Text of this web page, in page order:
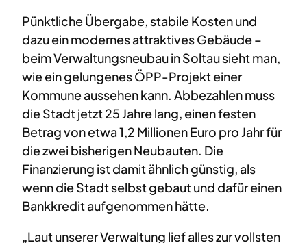
Pünktliche Übergabe, stabile Kosten und
dazu ein modernes attraktives Gebäude –
beim Verwaltungsneubau in Soltau sieht man,
wie ein gelungenes ÖPP-Projekt einer
Kommune aussehen kann. Abbezahlen muss
die Stadt jetzt 25 Jahre lang, einen festen
Betrag von etwa 1,2 Millionen Euro pro Jahr für
die zwei bisherigen Neubauten. Die
Finanzierung ist damit ähnlich günstig, als
wenn die Stadt selbst gebaut und dafür einen
Bankkredit aufgenommen hätte.
„Laut unserer Verwaltung lief alles zur vollsten